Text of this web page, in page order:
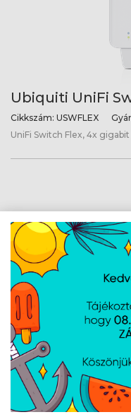
Ubiquiti UniFi
Cikkszám: USWFLEX
UniFi Switch Flex, 4x
Ubiquiti UniFi
8xPoE max.
Cikkszám:
UniFi Switch Gen2, 16x
PoE max. 60W, rackbe